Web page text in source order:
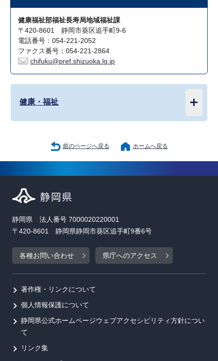
健康福祉部福祉長寿局地域福祉課
〒420-8601 静岡市葵区追手町9-6
電話番号：054-221-2052
ファクス番号：054-221-2864
chifuku@pref.shizuoka.lg.jp
健康・福祉
前のページへ戻る ホームへ戻る
静岡県 法人番号 7000020220001
〒420-8601 静岡県静岡市葵区追手町9番6号
各種お問い合わせ 県庁へのアクセス
著作権・リンクについて
個人情報保護について
静岡県公式ホームページウェブアクセシビリティ方針につい
て
リンク集